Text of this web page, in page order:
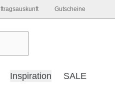
Inspiration SALE
Gutscheine